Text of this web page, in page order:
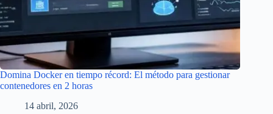
Domina Docker en tiempo récord: El método para gestionar
contenedores en 2 horas
14 abril, 2026